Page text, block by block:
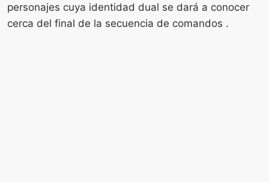
personajes cuya identidad dual se dará a conocer
cerca del final de la secuencia de comandos .